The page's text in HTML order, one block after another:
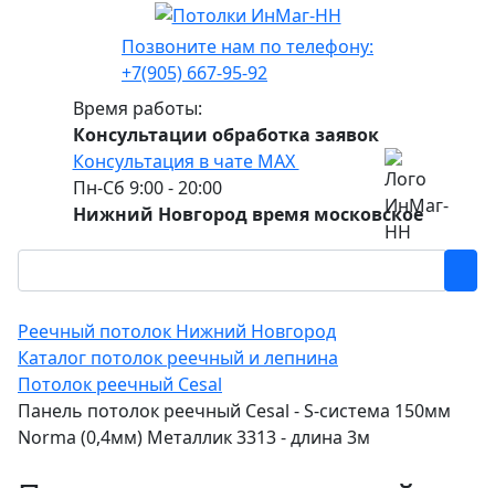
Позвоните нам по телефону:
+7(905) 667-95-92
Время работы:
Консультации обработка заявок
Консультация в чате МАХ
Пн-Сб 9:00 - 20:00
Нижний Новгород время московское
Реечный потолок Нижний Новгород
Каталог потолок реечный и лепнина
Потолок реечный Cesal
Панель потолок реечный Cesal - S-система 150мм
Norma (0,4мм) Металлик 3313 - длина 3м